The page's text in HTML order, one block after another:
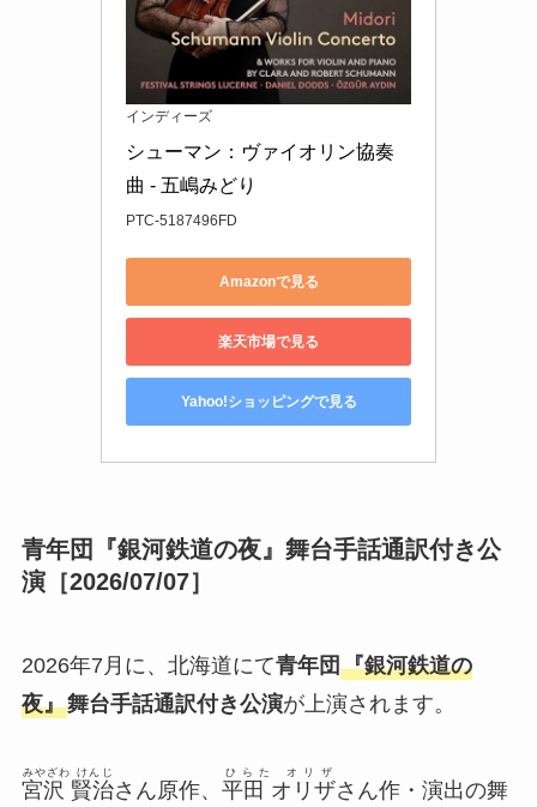
インディーズ
シューマン：ヴァイオリン協奏
曲 - 五嶋みどり
PTC-5187496FD
Amazonで見る
楽天市場で見る
Yahoo!ショッピングで見る
青年団『銀河鉄道の夜』舞台手話通訳付き公
演［2026/07/07］
2026年7月に、北海道にて青年団 『銀河鉄道の
夜』舞台手話通訳付き公演が上演されます。
宮沢 賢治
みやざわ けんじ
さん原作、 平田 オリザ
ひらた オリザ
さん作・演出の舞